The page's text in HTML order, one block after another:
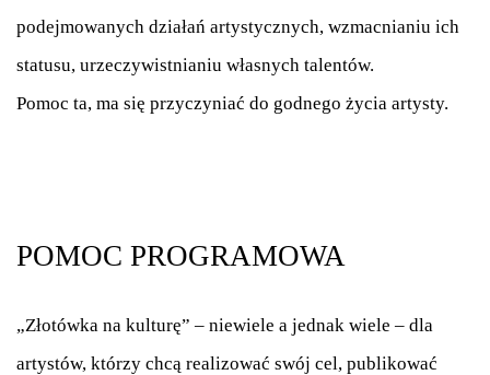
podejmowanych działań artystycznych, wzmacnianiu ich
statusu, urzeczywistnianiu własnych talentów.
Pomoc ta, ma się przyczyniać do godnego życia artysty.
POMOC PROGRAMOWA
„Złotówka na kulturę” – niewiele a jednak wiele – dla
artystów, którzy chcą realizować swój cel, publikować